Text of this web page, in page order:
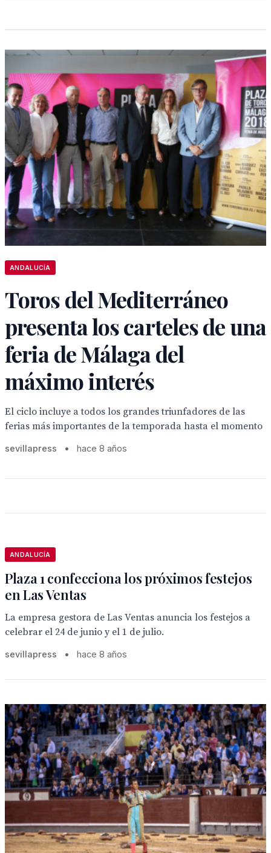
ANDALUCÍA
Toros del Mediterráneo
presenta los carteles de una
feria de Málaga del
máximo interés
El ciclo incluye a todos los grandes triunfadores de las
ferias más importantes de la temporada hasta el momento
sevillapress • hace 8 años
ANDALUCÍA
Plaza 1 confecciona los próximos festejos
en Las Ventas
La empresa gestora de Las Ventas anuncia los festejos a
celebrar el 24 de junio y el 1 de julio.
sevillapress • hace 8 años